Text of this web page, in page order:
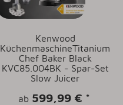
Kenwood
KüchenmaschineTitanium
Chef Baker Black
KVC85.004BK - Spar-Set
Slow Juicer
ab 599,99 € *